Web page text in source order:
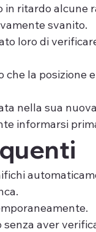
ritardo alcune
svanito.
loro di
la posizione
nella sua
informarsi
aver